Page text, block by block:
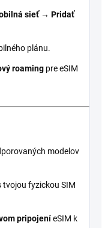
sieť → Pridať
plánu.
roaming pre eSIM
modelov
tvojou fyzickou SIM
pripojeníeSIM k